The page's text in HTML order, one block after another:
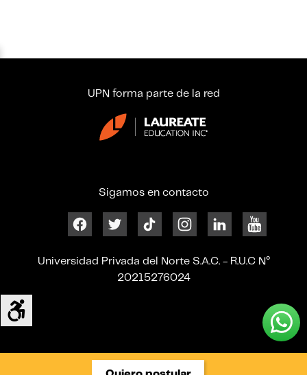
UPN forma parte de la red
Sigamos en contacto
Universidad Privada del Norte S.A.C. - R.U.C N°
20215276024